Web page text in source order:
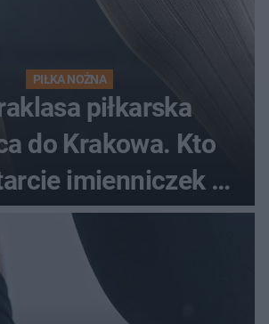
PIŁKA NOŻNA
piłkarska
do Krakowa. Kto
imienniczek na
stadionie